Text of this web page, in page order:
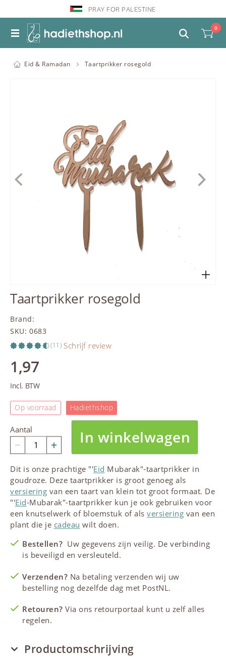
PRAY FOR PALESTINE
0
Eid & Ramadan Taartprikker rosegold
Taartprikker rosegold
Brand:
SKU: 0683
(11) Schrijf review
1,97
Incl. BTW
Op voorraad Hadiethshop
Aantal In winkelwagen
Dit is onze prachtige "'Eid Mubarak"-taartprikker in
goudroze. Deze taartprikker is groot genoeg als
versiering van een taart van klein tot groot formaat. De
"'Eid-Mubarak"-taartprikker kun je ook gebruiken voor
een knutselwerk of bloemstuk of alsversiering van een
plant die je cadeau wilt doen.
Bestellen? Uw gegevens zijn veilig. De verbinding
is beveiligd en versleuteld.
Verzenden? Na betaling verzenden wij uw
bestelling nog dezelfde dag met PostNL.
Retouren? Via ons retourportaal kunt u zelf alles
regelen.
Productomschrijving